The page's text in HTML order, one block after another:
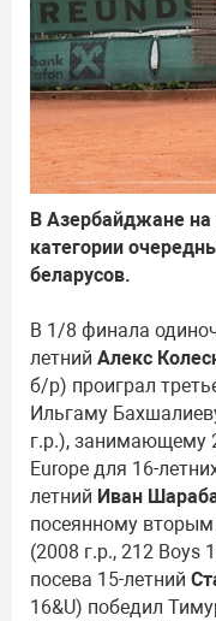
В Азербайджане на
категории
беларусов.
В 1/8 финала
летний Алекс
б/р) проиграл
Ильгаму
г.р.), занимающему
Europe для 16-
летний Иван
посеянному
(2008 г.р., 212 Boys
посева 15-летний
16&U) победил